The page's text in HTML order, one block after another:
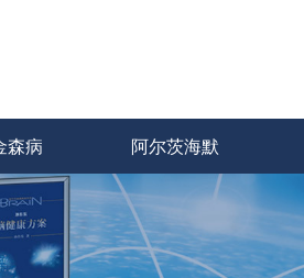
森病 阿尔茨海默